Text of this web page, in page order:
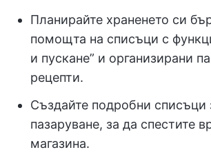
Планирайте храненето си
помощта на списъци с
и пускане” и организирани
рецепти.
Създайте подробни списъци
пазаруване, за да спестите
магазина.